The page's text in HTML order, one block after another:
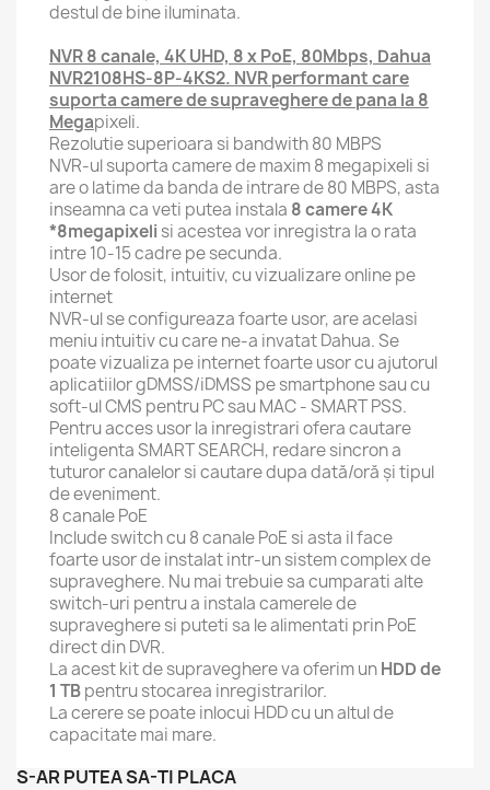
destul de bine iluminata.
NVR 8 canale, 4K UHD, 8 x PoE, 80Mbps, Dahua
NVR2108HS-8P-4KS2. NVR performant care
suporta camere de supraveghere de pana la 8
Megapixeli.
Rezolutie superioara si bandwith 80 MBPS
NVR-ul suporta camere de maxim 8 megapixeli si
are o latime da banda de intrare de 80 MBPS, asta
inseamna ca veti putea instala 8 camere 4K
*8megapixeli si acestea vor inregistra la o rata
intre 10-15 cadre pe secunda.
Usor de folosit, intuitiv, cu vizualizare online pe
internet
NVR-ul se configureaza foarte usor, are acelasi
meniu intuitiv cu care ne-a invatat Dahua. Se
poate vizualiza pe internet foarte usor cu ajutorul
aplicatiilor gDMSS/iDMSS pe smartphone sau cu
soft-ul CMS pentru PC sau MAC - SMART PSS.
Pentru acces usor la inregistrari ofera cautare
inteligenta SMART SEARCH, redare sincron a
tuturor canalelor si cautare dupa dată/oră şi tipul
de eveniment.
8 canale PoE
Include switch cu 8 canale PoE si asta il face
foarte usor de instalat intr-un sistem complex de
supraveghere. Nu mai trebuie sa cumparati alte
switch-uri pentru a instala camerele de
supraveghere si puteti sa le alimentati prin PoE
direct din DVR.
La acest kit de supraveghere va oferim unHDD de
1 TBpentru stocarea inregistrarilor.
La cerere se poate inlocui HDD cu un altul de
capacitate mai mare.
S-AR PUTEA SA-TI PLACA